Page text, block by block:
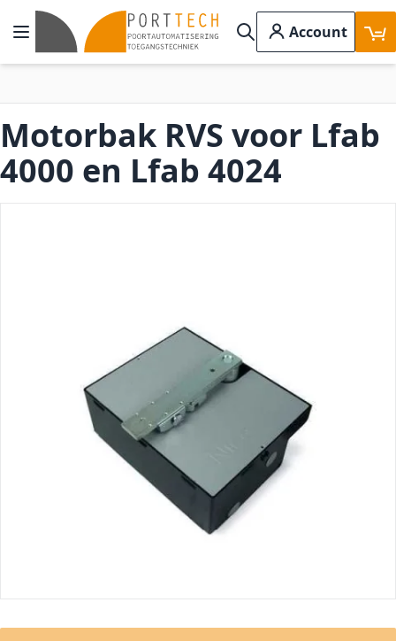
Ga naar de inhoud
Toggle Nav
Search
Account
Motorbak RVS voor Lfab
4000 en Lfab 4024